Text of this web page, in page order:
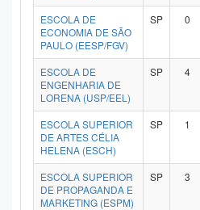
ESCOLA DE
ECONOMIA DE SÃO
PAULO (EESP/FGV)
SP 0
ESCOLA DE
ENGENHARIA DE
LORENA (USP/EEL)
SP 4
ESCOLA SUPERIOR
DE ARTES CÉLIA
HELENA (ESCH)
SP 1
ESCOLA SUPERIOR
DE PROPAGANDA E
MARKETING (ESPM)
SP 3